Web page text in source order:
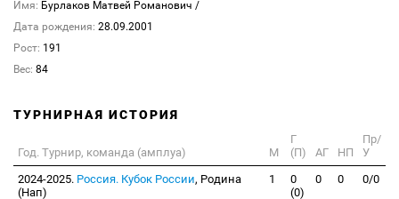
Имя: Бурлаков Матвей Романович /
Дата рождения: 28.09.2001
Рост: 191
Вес: 84
ТУРНИРНАЯ ИСТОРИЯ
Год. Турнир, команда (амплуа) М
Г
(П)
АГ НП
Пр/
У
2024-2025. Россия. Кубок России, Родина
(Нап)
1
0
(0)
0 0 0/0